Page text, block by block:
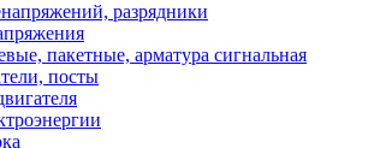
разрядники
пакетные, арматура сигнальная
посты